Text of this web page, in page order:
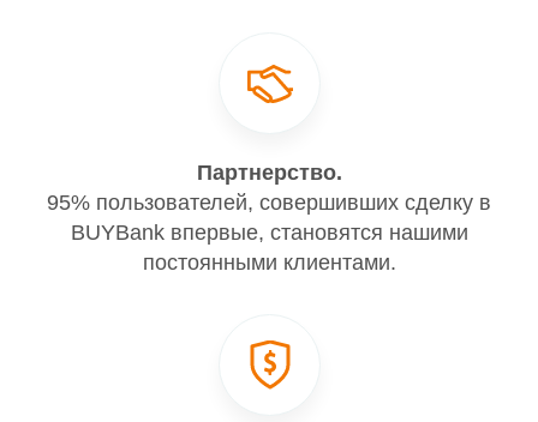
Партнерство.
95% пользователей, совершивших сделку в
BUYBank впервые, становятся нашими
постоянными клиентами.